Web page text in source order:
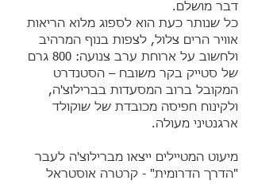
דבר מושלם.
כל שנותר כעת הוא לספוג מלוא הריאות
אוויר הרים צלול, לצפות בנוף המרהיב
ולחשוב על ארוחת ערב צנועה: 800 גרם
של סטייק בקר משובח – הסטנדרט
המקובל ברוב המסעדות בברילוצ'ה,
ולקינוח חפיסה מכובדת של שוקולד
ארגנטיני מעולה.
מיעוט המטיילים ייצאו מברילוצ'ה לעבר
"הדרך הדרומית" - קרטרה אוסטראל